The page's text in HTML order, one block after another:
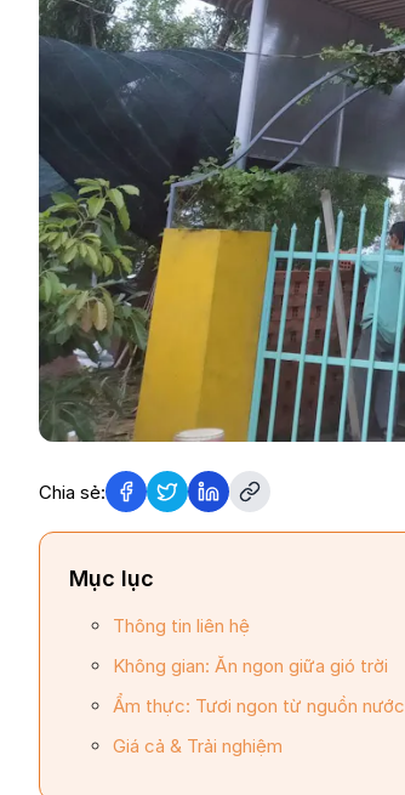
Chia sẻ:
Mục lục
Thông tin liên hệ
Không gian: Ăn ngon giữa gió trời
Ẩm thực: Tươi ngon từ nguồn nước
Giá cả & Trải nghiệm